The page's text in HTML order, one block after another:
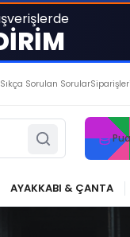
KÂRDASINIZ...
Sıkça Sorulan Sorular
AYAKKABI & ÇANTA